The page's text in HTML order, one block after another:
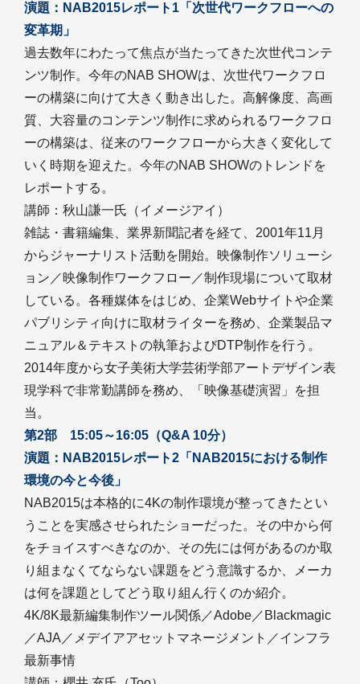
演題：NAB2015レポート1「次世代ワークフローへの
変革期」
過去数年にわたって焦点が当たってきた次世代コンテ
ンツ制作。今年のNAB SHOWは、次世代ワークフロ
ーの構築に向けて大きく動き出した。高解像度、高画
質、大容量のコンテンツ制作に求められるワークフロ
ーの構築は、従来のワークフローから大きく変化して
いく時期を迎えた。今年のNAB SHOWのトレンドを
レポートする。
講師：秋山謙一氏（イメージアイ）
雑誌・書籍編集、業界新聞記者を経て、2001年11月
からジャーナリスト活動を開始。映像制作ソリューシ
ョン／映像制作ワークフロー／制作現場について取材
している。各種媒体をはじめ、企業Webサイトや企業
パブリシティ向けに取材ライターを務め、企業製品マ
ニュアル＆テキストの執筆およびDTP制作を行う。
2014年度から女子美術大学芸術学部アートデザイン表
現学科で非常勤講師を務め、「映像基礎演習」を担
当。
第2部 15:05～16:05（Q&A 10分）
演題：NAB2015レポート2「NAB2015における制作
環境の今と今後」
NAB2015は本格的に4Kの制作環境が整ってきたとい
うことを実感させられたショーだった。その中から何
をチョイスすべきなのか、その先には何があるのか取
り組まなくてならない課題をどう意識するか、メーカ
は何を課題としてどう取り組ん行くのか紹介。
4K/8K最新編集制作ツール関係／Adobe／Blackmagic
／AJA／メデイアアセットマネージメント／インフラ
最新事情